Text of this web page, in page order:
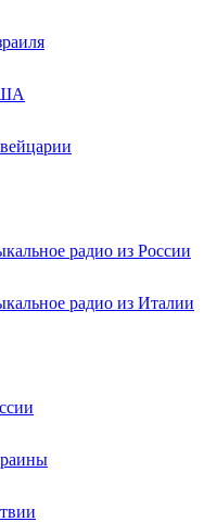
радио из России
радио из Италии